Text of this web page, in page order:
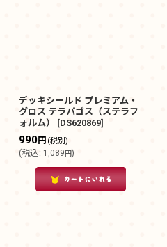
デッキシールド プレミアム・
グロス テラパゴス（ステラフ
ォルム）
[DS620869]
990円 (税別)
(税込: 1,089円)